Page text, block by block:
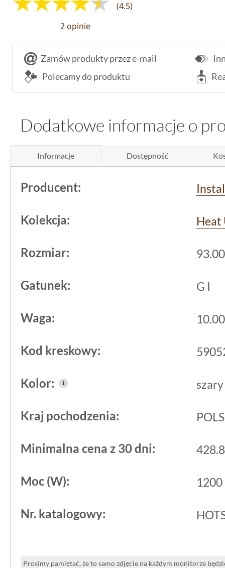
(4.5)
2 opinie
Zamów produkty przez e-mail
Polecamy do produktu
Dodatkowe informacje o
Informacje Dostępność
Producent:
Kolekcja: Heat
Rozmiar:
Gatunek: G I
Waga:
Kod kreskowy:
Kolor: i szary
Kraj pochodzenia:
Minimalna cena z 30 dni:
Moc (W): 1200
Nr. katalogowy:
Prosimy pamiętać, że to samo zdjęcie na każdym monitorze